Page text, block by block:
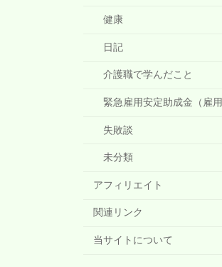
健康
日記
介護職で学んだこと
緊急雇用安定助成金（雇
失敗談
未分類
アフィリエイト
関連リンク
当サイトについて